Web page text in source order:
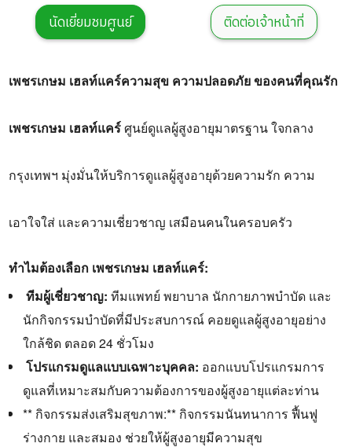
นัดเยี่ยมชมศูนย์ ติดต่อเจ้าหน้าที่
เพชรเกษม เฮลท์แคร์ความสุข ความปลอดภัย ของคนที่คุณรัก
เพชรเกษม เฮลท์แคร์ศูนย์ดูแลผู้สูงอายุมาตรฐาน ใจกลาง
กรุงเทพฯ มุ่งมั่นให้บริการดูแลผู้สูงอายุด้วยความรัก ความ
เอาใจใส่ และความเชี่ยวชาญ เสมือนคนในครอบครัว
ทำไมต้องเลือก เพชรเกษม เฮลท์แคร์:
‍ ทีมผู้เชี่ยวชาญ: ทีมแพทย์ พยาบาล นักกายภาพบำบัด และ
นักกิจกรรมบำบัดที่มีประสบการณ์ คอยดูแลผู้สูงอายุอย่าง
ใกล้ชิด ตลอด 24 ชั่วโมง
‍ โปรแกรมดูแลแบบเฉพาะบุคคล: ออกแบบโปรแกรมการ
ดูแลที่เหมาะสมกับความต้องการของผู้สูงอายุแต่ละท่าน
** กิจกรรมส่งเสริมสุขภาพ:** กิจกรรมนันทนาการ ฟื้นฟู
ร่างกาย และสมอง ช่วยให้ผู้สูงอายุมีความสุข